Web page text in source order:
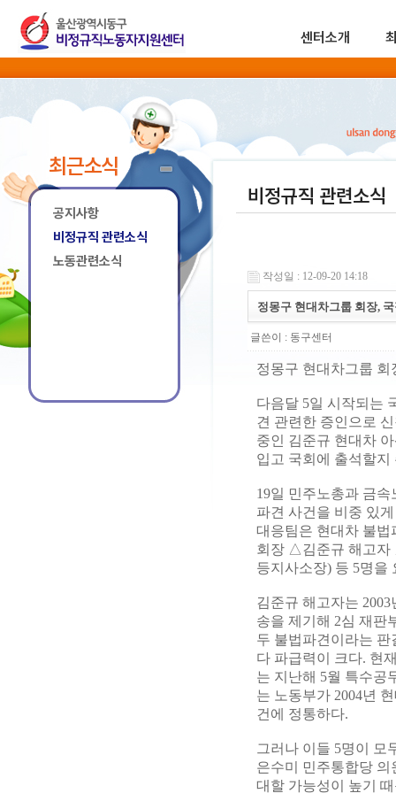
센터소개
최근소식
공지사항
비정규직 관련소식
노동관련소식
비정규직 관련소식
작성일 : 12-09-20 14:18
정몽구 현대차그룹 회장,
글쓴이 : 동구센터
정몽구 현대차그룹
다음달 5일 시작되는
견 관련한 증인으로
중인 김준규 현대차
입고 국회에 출석할지
19일 민주노총과 금
파견 사건을 비중 있
대응팀은 현대차 불
회장 △김준규 해고자
등지사소장) 등 5명을
김준규 해고자는
송을 제기해 2심 재판
두 불법파견이라는
다 파급력이 크다. 현
는 지난해 5월 특수공
는 노동부가 2004년
건에 정통하다.
그러나 이들 5명이 모
은수미 민주통합당
대할 가능성이 높기